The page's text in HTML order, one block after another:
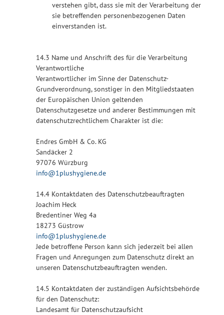
verstehen gibt, dass sie mit der Verarbeitung der
sie betreffenden personenbezogenen Daten
einverstanden ist.
14.3 Name und Anschrift des für die Verarbeitung
Verantwortliche
Verantwortlicher im Sinne der Datenschutz-
Grundverordnung, sonstiger in den Mitgliedstaaten
der Europäischen Union geltenden
Datenschutzgesetze und anderer Bestimmungen mit
datenschutzrechtlichem Charakter ist die:
Endres GmbH & Co. KG
Sandäcker 2
97076 Würzburg
info@1plushygiene.de
14.4 Kontaktdaten des Datenschutzbeauftragten
Joachim Heck
Bredentiner Weg 4a
18273 Güstrow
info@1plushygiene.de
Jede betroffene Person kann sich jederzeit bei allen
Fragen und Anregungen zum Datenschutz direkt an
unseren Datenschutzbeauftragten wenden.
14.5 Kontaktdaten der zuständigen Aufsichtsbehörde
für den Datenschutz:
Landesamt für Datenschutzaufsicht